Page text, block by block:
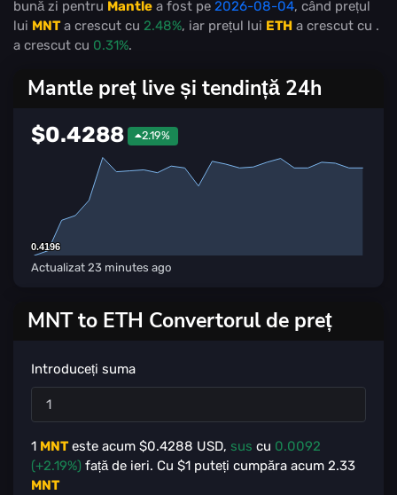
bună zi pentru Mantle a fost pe 2026-08-04, când prețul
lui MNTa crescut cu 2.48%, iar prețul lui ETH a crescut cu .
a crescut cu 0.31%.
Mantle preț live și tendință 24h
$0.4288 2.19%
0.4196
0.4196
Actualizat 23 minutes ago
MNT to ETH Convertorul de preț
Introduceți suma
1 MNTeste acum $0.4288 USD, sus cu 0.0092
(+2.19%) față de ieri. Cu $1 puteți cumpăra acum 2.33
MNT